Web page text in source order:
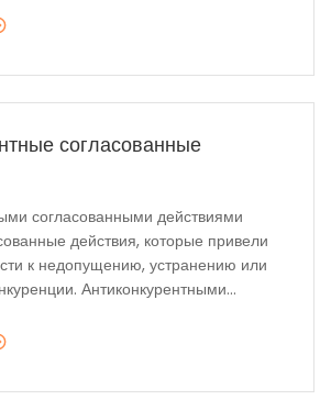
согласованные
согласованными действиями
действия, которые привели
к недопущению, устранению или
Антиконкурентными...